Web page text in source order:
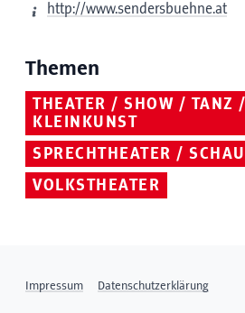
http://www.sendersbuehne.at
Themen
THEATER / SHOW / TANZ
KLEINKUNST
SPRECHTHEATER /
VOLKSTHEATER
Impressum Datenschutzerklärung